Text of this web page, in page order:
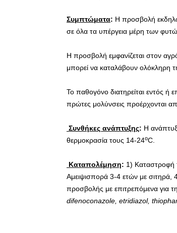
Συμπτώματα: Η προσβολή
σε όλα τα υπέργεια μέρη των
Η προσβολή εμφανίζεται στον
μπορεί να καταλάβουν ολόκληρη
Το παθογόνο διατηρείται εντός ή
πρώτες μολύνσεις προέρχονται
Συνθήκες ανάπτυξης: Η
θερμοκρασία τους 14-24oC.
Καταπολέμηση: 1) Καταστροφή
Αμειψισπορά 3-4 ετών με
προσβολής με επιτρεπόμενα για
difenoconazole etridiazol,